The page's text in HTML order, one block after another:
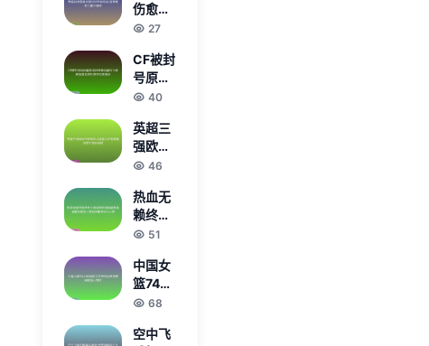
伤愈复
出首次
练场 有
望亮相
今夏世
27
CF被封
号原因
解析与
诉解封
全攻略
指南及
巧深度
揭秘
40
英超三
强欧战
不败维
宫大胜
有望晋
级意甲
败
46
热血无
赖终极
任务全
巧与隐
藏要素
详解指
成就收
51
中国女
篮74比
69加时
西队热
68
空中飞